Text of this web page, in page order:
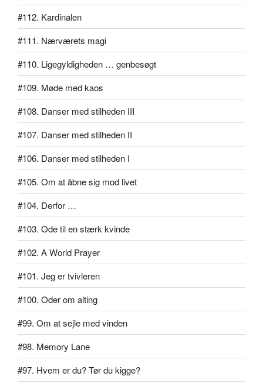
#112. Kardinalen
#111. Nærværets magi
#110. Ligegyldigheden … genbesøgt
#109. Møde med kaos
#108. Danser med stilheden III
#107. Danser med stilheden II
#106. Danser med stilheden I
#105. Om at åbne sig mod livet
#104. Derfor …
#103. Ode til en stærk kvinde
#102. A World Prayer
#101. Jeg er tvivleren
#100. Oder om alting
#99. Om at sejle med vinden
#98. Memory Lane
#97. Hvem er du? Tør du kigge?